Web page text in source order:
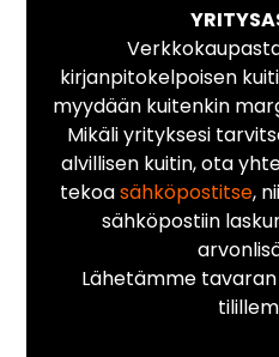
kirjanpitokelpoisen
myydään kuitenkin
Mikäli yrityksesi
alvillisen kuitin, ota
tekoasähköpostitse,
sähköpostiin
Lähetämme